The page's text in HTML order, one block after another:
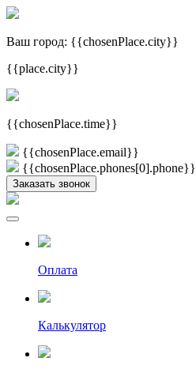
Ваш город: {{chosenPlace.city}}
{{place.city}}
{{chosenPlace.time}}
{{chosenPlace.email}}
{{chosenPlace.phones[0].phone}}
Заказать звонок
Оплата
Калькулятор